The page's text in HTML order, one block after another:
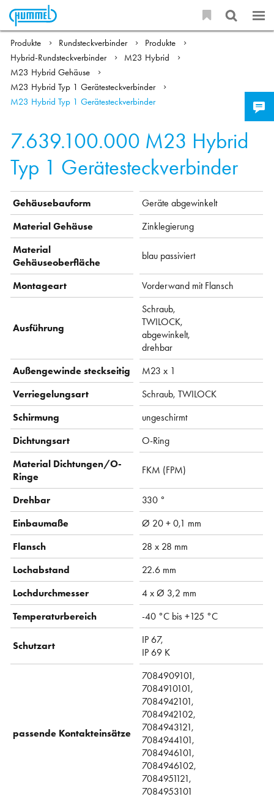
Produkte Rundsteckverbinder
Produkte
Hybrid-Rundsteckverbinder
M23 Hybrid
M23 Hybrid Gehäuse
M23 Hybrid Typ 1 Gerätesteckverbinder
M23 Hybrid Typ 1 Gerätesteckverbinder
7.639.100.000 M23 Hybrid
Typ 1 Gerätesteckverbinder
Gehäusebauform
Geräte abgewinkelt
Material Gehäuse
Zinklegierung
Material
Gehäuseoberfläche
blau passiviert
Montageart Vorderwand mit Flansch
Ausführung
Schraub,
TWILOCK,
abgewinkelt,
drehbar
Außengewinde steckseitig
M23 x 1
Verriegelungsart
Schraub, TWILOCK
Schirmung
ungeschirmt
Dichtungsart
O-Ring
Material Dichtungen/O-
Ringe
FKM (FPM)
Drehbar
330 °
Einbaumaße
Ø 20 + 0,1 mm
Flansch
28 x 28 mm
Lochabstand
22.6 mm
Lochdurchmesser
4 x Ø 3,2 mm
Temperaturbereich
-40 °C bis +125 °C
Schutzart
IP 67,
IP 69 K
passende Kontakteinsätze
7084909101,
7084910101,
7084942101,
7084942102,
7084943121,
7084944101,
7084946101,
7084946102,
7084951121,
7084953101